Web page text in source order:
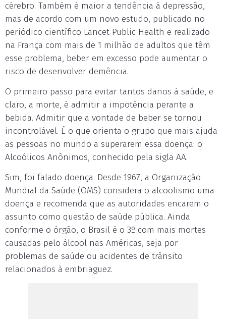
cérebro. Também é maior a tendência à depressão,
mas de acordo com um novo estudo, publicado no
periódico científico Lancet Public Health e realizado
na França com mais de 1 milhão de adultos que têm
esse problema, beber em excesso pode aumentar o
risco de desenvolver demência.
O primeiro passo para evitar tantos danos à saúde, e
claro, a morte, é admitir a impotência perante a
bebida. Admitir que a vontade de beber se tornou
incontrolável. É o que orienta o grupo que mais ajuda
as pessoas no mundo a superarem essa doença: o
Alcoólicos Anônimos, conhecido pela sigla AA.
Sim, foi falado doença. Desde 1967, a Organização
Mundial da Saúde (OMS) considera o alcoolismo uma
doença e recomenda que as autoridades encarem o
assunto como questão de saúde pública. Ainda
conforme o órgão, o Brasil é o 3º com mais mortes
causadas pelo álcool nas Américas, seja por
problemas de saúde ou acidentes de trânsito
relacionados à embriaguez.